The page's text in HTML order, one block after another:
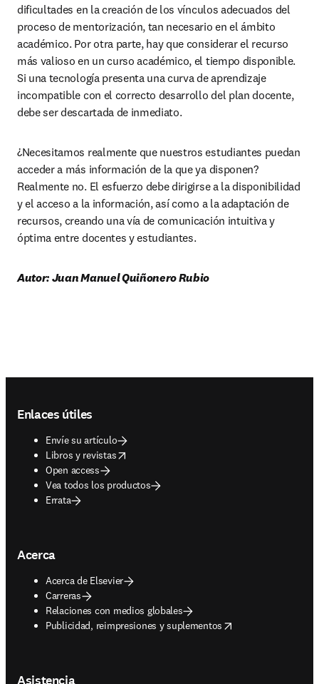
dificultades en la creación de los vínculos adecuados del
proceso de mentorización, tan necesario en el ámbito
académico. Por otra parte, hay que considerar el recurso
más valioso en un curso académico, el tiempo disponible.
Si una tecnología presenta una curva de aprendizaje
incompatible con el correcto desarrollo del plan docente,
debe ser descartada de inmediato.
¿Necesitamos realmente que nuestros estudiantes puedan
acceder a más información de la que ya disponen?
Realmente no. El esfuerzo debe dirigirse a la disponibilidad
y el acceso a la información, así como a la adaptación de
recursos, creando una vía de comunicación intuitiva y
óptima entre docentes y estudiantes.
Autor: Juan Manuel Quiñonero Rubio
Enlaces útiles
Envíe su artículo
Libros y revistas
opens in new tab/window
Open access
Vea todos los productos
Errata
Acerca
Acerca de Elsevier
Carreras
Relaciones con medios globales
Publicidad, reimpresiones y suplementos
opens in new tab/window
Asistencia